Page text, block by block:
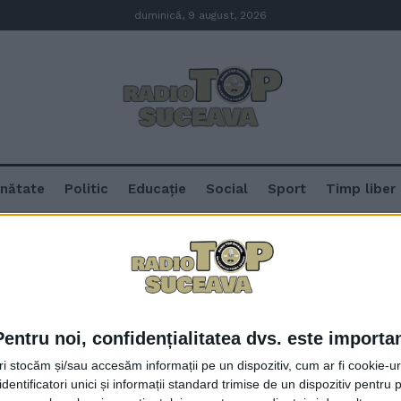
noi, confidențialitatea dvs. este
stocăm și/sau accesăm informații pe un dispozitiv, cum ar fi cookie-
unici și informații standard trimise de un dispozitiv pentru
duminică, 9 august, 2026
Politic Educație Social Sport Timp liber
Icoane pe sticlă pictate de
vor fi vîndute, iar din banii